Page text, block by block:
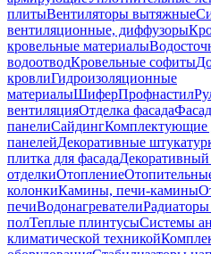
плитыВентиляторы вытяжные
вентиляционные, диффузоры
кровельные материалы
водоотводКровельные софиты
кровлиГидроизоляционные
материалыШиферПрофнастил
вентиляцияОтделка фасада
панелиСайдингКомплектующие
панелейДекоративные
плитка для фасада
отделкиОтопление
колонкиКамины, печи-камины
печиВодонагревателиРадиаторы
полТеплые плинтусыСистемы
климатической техникой